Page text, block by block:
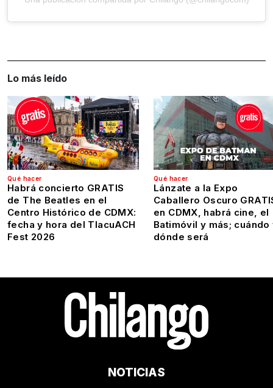
Lo más leído
Qué hacer
Habrá concierto GRATIS
de The Beatles en el
Centro Histórico de CDMX:
fecha y hora del TlacuACH
Fest 2026
Qué hacer
Lánzate a la Expo
Caballero Oscuro
en CDMX, habrá cine, el
Batimóvil y más; cuándo
dónde será
NOTICIAS